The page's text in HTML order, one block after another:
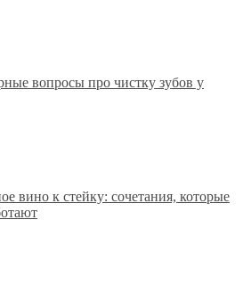
вопросы про чистку зубов у
вино к стейку: сочетания, которые